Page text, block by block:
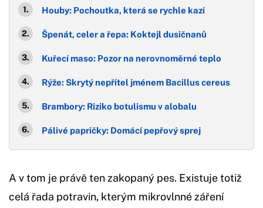
Houby: Pochoutka, která se rychle kazí
Špenát, celer a řepa: Koktejl dusičnanů
Kuřecí maso: Pozor na nerovnoměrné teplo
Rýže: Skrytý nepřítel jménem Bacillus cereus
Brambory: Riziko botulismu v alobalu
Pálivé papričky: Domácí pepřový sprej
A v tom je právě ten zakopaný pes. Existuje totiž
celá řada potravin, kterým mikrovlnné záření